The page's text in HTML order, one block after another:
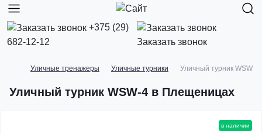
+375 (29)
682-12-12
Заказать звонок
Уличные тренажеры Уличные турники Уличный турник WSW-4
Уличный турник WSW-4 в Плещеницах
в наличии